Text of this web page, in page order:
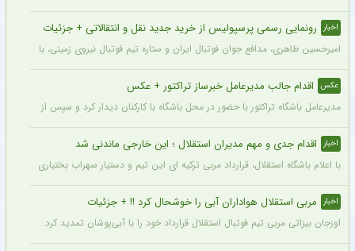
اخبار رونمایی رسمی پرسپولیس از خرید جدید نقل و انتقالاتی + جزئیات
امیرحسین طاهری، مدافع جوان فوتبال ایران و ستاره تیم فوتبال نیروی زمینی، با
عکس اقدام جالب مدیرعامل خبرساز تراکتور + عکس
مدیرعامل باشگاه تراکتور با حضور در محل باشگاه با کارکنان دیدار کرد و سپس از کمپ
اخبار اقدام جدی و مهم مدیران استقلال ؛ این خارجی ماندنی شد
با اعلام باشگاه استقلال، قرارداد مربی ترکیه ای این تیم و دستیار سهراب بختیاری زاده
اخبار مربی استقلال هواداران آبی را خوشحال کرد !! + جزئیات
اوزجان بیزاتی مربی تیم فوتبال استقلال قرارداد خود را با آبی‌پوشان تمدید کرد.